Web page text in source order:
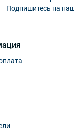
Подпишитесь на